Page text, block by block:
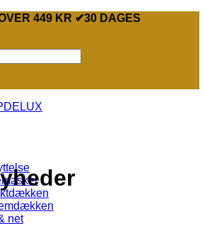
449 KR ✔30 DAGES
net